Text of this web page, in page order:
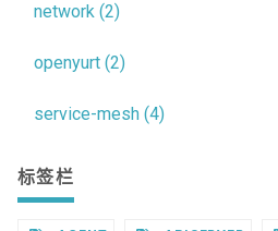
network (2)
openyurt (2)
service-mesh (4)
标签栏